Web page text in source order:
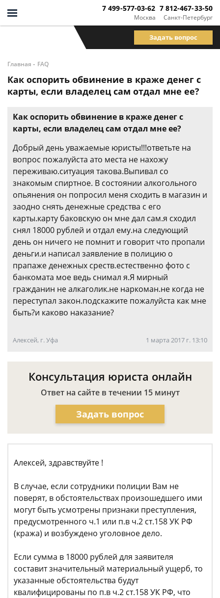
Москва
7 499-577-03-62
Санкт-Петербург
7 812-467-33-50
Задать вопрос
Главная - FAQ
Как оспорить обвинение в краже денег с
карты, если владелец сам отдал мне ее?
Как оспорить обвинение в краже денег с
карты, если владелец сам отдал мне ее?
Добрый день уважаемые юристы!!!ответьте на
вопрос пожалуйста ато места не нахожу
переживаю.ситуация такова.Выпивал со
знакомым спиртное. В состоянии алкогольного
опьянения он попросил меня сходить в магазин и
заодно снять денежные средства с его
карты.карту баковскую он мне дал сам.я сходил
снял 18000 рублей и отдал ему.на следующий
день он ничего не помнит и говорит что пропали
деньги.и написал заявление в полицию о
прапаже денежных среств.естественно фото с
банкомата мое ведь снимал я.Я мирный
гражданин не алкаголик.не наркоман.не когда не
переступал закон.подскажите пожалуйста как мне
быть?и каково наказание?
Алексей, г. Уфа 1 марта 2017 г. 13:10
Консультация юриста онлайн
Ответ на сайте в течении 15 минут
Задать вопрос
Алексей, здравствуйте !
В случае, если сотрудники полиции Вам не
поверят, в обстоятельствах произошедшего ими
могут быть усмотрены признаки преступления,
предусмотренного ч.1 или п.в ч.2 ст.158 УК РФ
(кража) и возбуждено уголовное дело.
Если сумма в 18000 рублей для заявителя
составит значительный материальный ущерб, то
указанные обстоятельства будут
квалифицированы по п.в ч.2 ст.158 УК РФ, что